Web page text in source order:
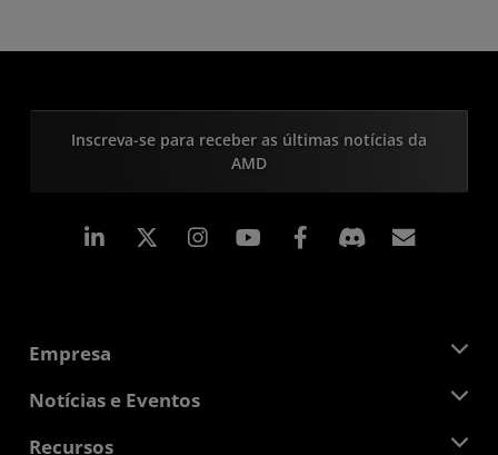
Inscreva-se para receber as últimas notícias da
AMD
Linkedin Instagram Facebook
Empresa
Sobre a AMD
Notícias e Eventos
Sala de Imprensa
Recursos